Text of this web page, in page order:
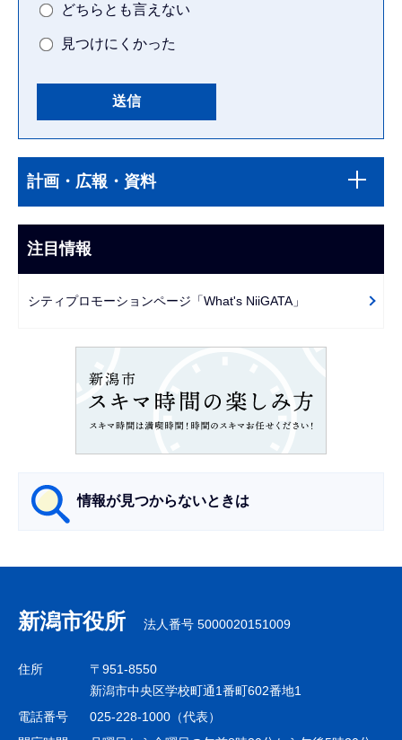
どちらとも言えない
見つけにくかった
文
こ
ま
で
サ
ブ
ビ
ー
計画・広報・資料
注目情報
シティプロモーションページ「What's NiiGATA」
情報が見つからないときは
ナ
ビ
ゲ
シ
新潟市役所 法人番号 5000020151009
住所
〒951-8550
新潟市中央区学校町通1番町602番地1
電話番号
025-228-1000（代表）